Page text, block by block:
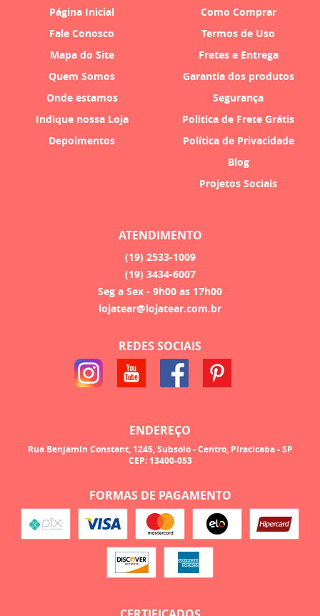
Página Inicial
Fale Conosco
Mapa do Site
Quem Somos
Onde estamos
Indique nossa Loja
Depoimentos
Como Comprar
Termos de Uso
Fretes e Entrega
Garantia dos produtos
Segurança
Politica de Frete Grátis
Política de Privacidade
Blog
Projetos Sociais
ATENDIMENTO
(19) 2533-1009
(19) 3434-6007
Seg a Sex - 9h00 as 17h00
lojatear@lojatear.com.br
REDES SOCIAIS
ENDEREÇO
Rua Benjamin Constant, 1245, Subsolo-Centro, Piracicaba-SP
CEP: 13400-053
FORMAS DE PAGAMENTO